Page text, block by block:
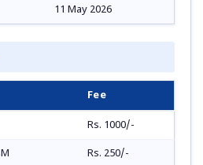
11 May 2026
Fee
Rs. 1000/-
Rs. 250/-